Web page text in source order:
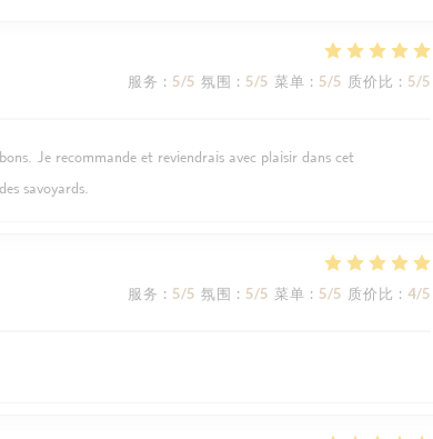
服务 : 5/5 氛围 : 5/5 菜单 : 5/5 质价比 : 5/5
Je recommande et reviendrais avec plaisir dans cet
savoyards.
服务 : 5/5 氛围 : 5/5 菜单 : 5/5 质价比 : 4/5